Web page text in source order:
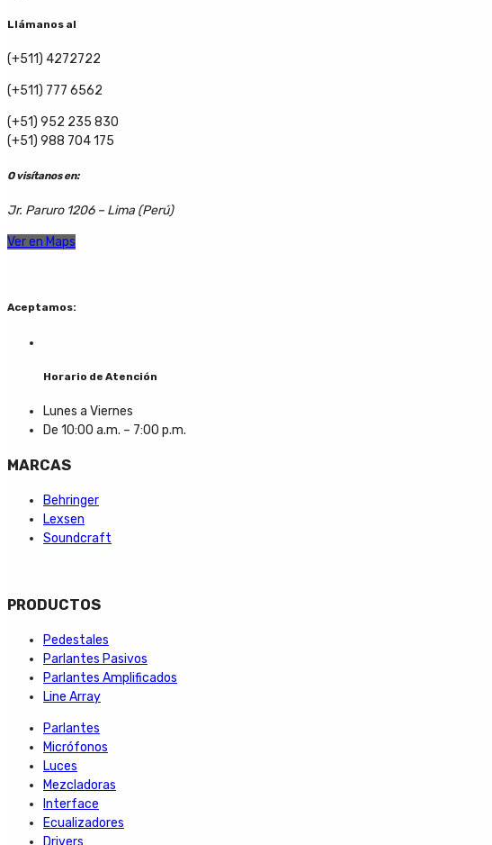
Llámanos al
(+511) 4272722
(+511) 777 6562
(+51) 952 235 830
(+51) 988 704 175
O visítanos en:
Jr. Paruro 1206 – Lima (Perú)
Ver en Maps
Aceptamos:
Horario de Atención
Lunes a Viernes
De 10:00 a.m. – 7:00 p.m.
MARCAS
Behringer
Lexsen
Soundcraft
PRODUCTOS
Pedestales
Parlantes Pasivos
Parlantes Amplificados
Line Array
Parlantes
Micrófonos
Luces
Mezcladoras
Interface
Ecualizadores
Drivers